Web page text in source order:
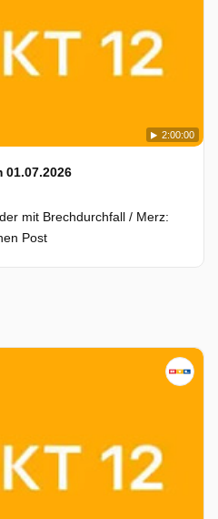
2:00:00
01.07.2026
mit Brechdurchfall / Merz:
Post